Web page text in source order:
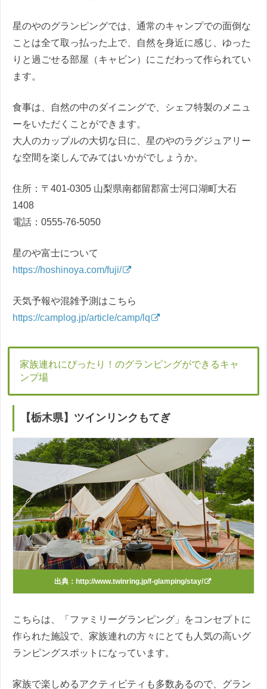
星のやのグランピングでは、通常のキャンプでの面倒な
ことは全て取っ払った上で、自然を身近に感じ、ゆった
りと過ごせる部屋（キャビン）にこだわって作られてい
ます。
食事は、自然の中のダイニングで、シェフ特製のメニュ
ーをいただくことができます。
大人のカップルの大切な日に、星のやのラグジュアリー
な空間を楽しんでみてはいかがでしょうか。
住所：〒401-0305 山梨県南都留郡富士河口湖町大石
1408
電話：0555-76-5050
星のや富士について
https://hoshinoya.com/fuji/
天気予報や混雑予測はこちら
https://camplog.jp/article/camp/lq
家族連れにぴったり！のグランピングができるキャ
ンプ場
【栃木県】ツインリンクもてぎ
出典： http://www.twinring.jp/f-glamping/stay/
こちらは、「ファミリーグランピング」をコンセプトに
作られた施設で、家族連れの方々にとても人気の高いグ
ランピングスポットになっています。
家族で楽しめるアクティビティも多数あるので、グラン